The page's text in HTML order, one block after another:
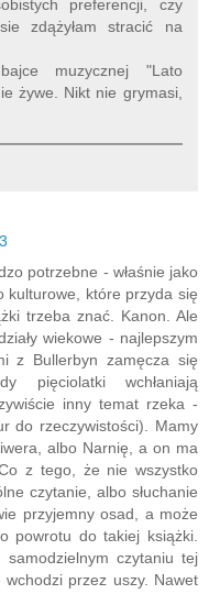
preferencji, czy
zdążyłam stracić na
muzycznej "Lato
żywe. Nikt nie grymasi,
potrzebne - właśnie jako
kulturowe, które przyda się
trzeba znać. Kanon. Ale
wiekowe - najlepszym
z Bullerbyn zamęcza się
pięciolatki wchłaniają
inny temat rzeka -
do rzeczywistości). Mamy
albo Narnię, a on ma
z tego, że nie wszystko
czytanie, albo słuchanie
przyjemny osad, a może
powrotu do takiej książki.
czytaniu tej
przez uszy. Nawet